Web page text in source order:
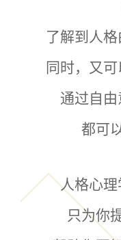
了解到人格
同时，又可
通过自由
都可
人格心理
只为你